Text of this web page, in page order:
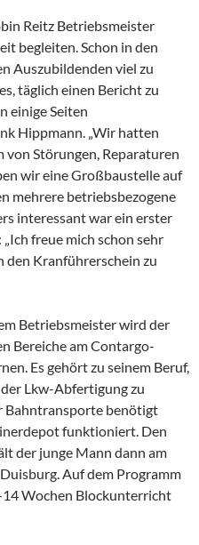
Reitz Betriebsmeister
begleiten. Schon in den
Auszubildenden viel zu
täglich einen Bericht zu
einige Seiten
Hippmann. „Wir hatten
von Störungen, Reparaturen
wir eine Großbaustelle auf
mehrere betriebsbezogene
interessant war ein erster
freue mich schon sehr
den Kranführerschein zu
Betriebsmeister wird der
Bereiche am Contargo-
Es gehört zu seinem Beruf,
Lkw-Abfertigung zu
Bahntransporte benötigt
funktioniert. Den
der junge Mann dann am
Auf dem Programm
Wochen Blockunterricht